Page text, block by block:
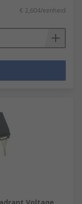
€ 2,604/eenheid